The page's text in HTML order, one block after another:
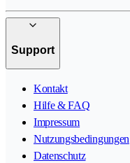
Support
Kontakt
Hilfe & FAQ
Impressum
Nutzungsbedingungen
Datenschutz